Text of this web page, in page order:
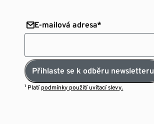
E-mailová adresa*
Přihlaste se k odběru newsletteru
¹ Platí podmínky použití uvítací slevy.